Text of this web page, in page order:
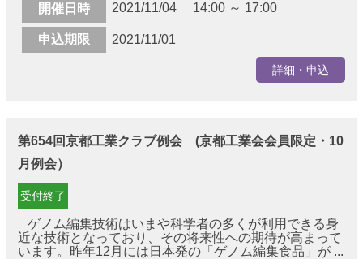
開催日時 2021/11/04 14:00 ～ 17:00
申込期限 2021/11/01
詳細・申込
第654回京都工業クラブ例会 (京都工業会会員限定・10
月例会）
受付終了
ゲノム編集技術はいまや科学者の多くが利用できる身
近な技術となっており、その将来性への期待が高まって
います。昨年12月には日本発の「ゲノム編集食品」が ...